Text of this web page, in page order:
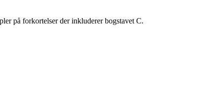
på forkortelser der inkluderer bogstavet C.